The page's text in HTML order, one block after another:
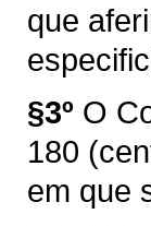
que
§3º O
180
em que